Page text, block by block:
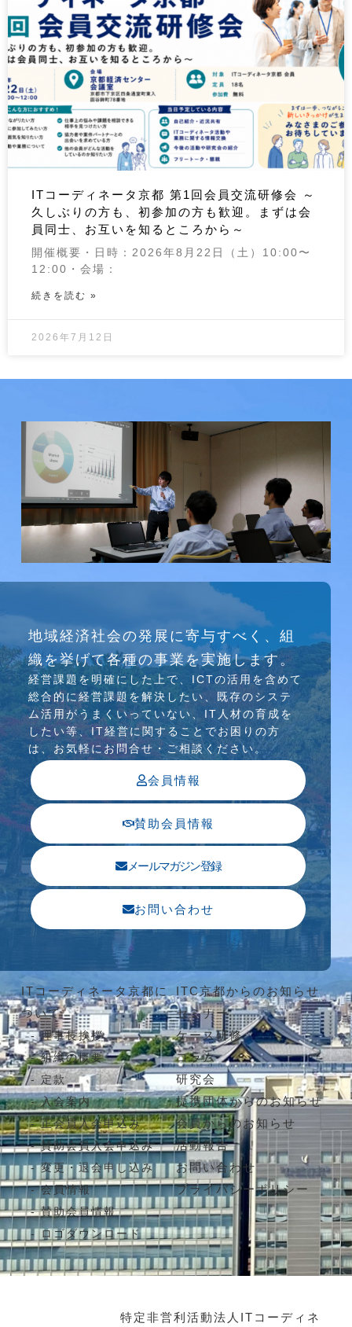
ITコーディネータ京都 第1回会員交流研修会 ～
久しぶりの方も、初参加の方も歓迎。まずは会
員同士、お互いを知るところから～
開催概要・日時：2026年8月22日（土）10:00〜
12:00・会場：
続きを読む »
2026年7月12日
介護ソリューション研究会、WEB/SNS研究会を
行っています
地域経済社会の発展に寄与すべく、組
織を挙げて各種の事業を実施します。
経営課題を明確にした上で、ICTの活⽤を含めて
総合的に経営課題を解決したい、既存のシステ
ム活⽤がうまくいっていない、IT⼈材の育成を
したい等、IT経営に関することでお困りの⽅
は、お気軽にお問合せ・ご相談ください。
会員情報
賛助会員情報
メールマガジン登録
お問い合わせ
ITコーディネータ京都に
ついて
理事長挨拶
組織の概要
定款
入会案内
正会員入会申込み
賛助会員入会申込み
変更・退会申し込み
会員情報
賛助会員情報
ロゴダウンロード
ITC京都からのお知らせ
セミナー
ケース研修
コラム
研究会
提携団体からのお知らせ
会員からのお知らせ
活動報告
お問い合わせ
プライバシーポリシー
特定非営利活動法人ITコーディネ